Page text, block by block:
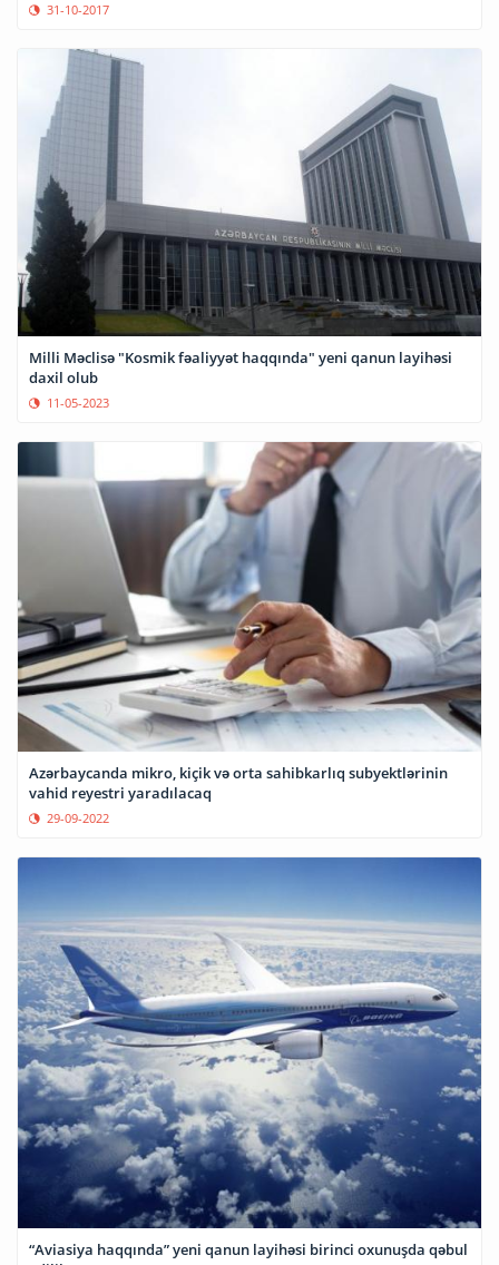
31-10-2017
Milli Məclisə "Kosmik fəaliyyət haqqında" yeni qanun layihəsi
daxil olub
11-05-2023
Azərbaycanda mikro, kiçik və orta sahibkarlıq subyektlərinin
vahid reyestri yaradılacaq
29-09-2022
“Aviasiya haqqında” yeni qanun layihəsi birinci oxunuşda qəbul